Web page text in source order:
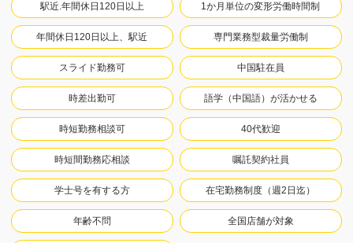
駅近.年間休日120日以上 1か月単位の変形労働時間制
年間休日120日以上、駅近 専門業務型裁量労働制
スライド勤務可 中国駐在員
時差出勤可 語学（中国語）が活かせる
時短勤務相談可 40代歓迎
時短間勤務応相談 嘱託契約社員
学士号を有する方 在宅勤務制度（週2日迄）
年齢不問 全国店舗が対象